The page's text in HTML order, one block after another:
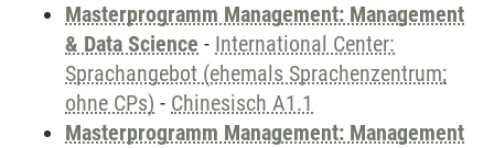
Masterprogramm Management: Management
& Data Science - International Center:
Sprachangebot (ehemals Sprachenzentrum;
ohne CPs) - Chinesisch A1.1
Masterprogramm Management: Management